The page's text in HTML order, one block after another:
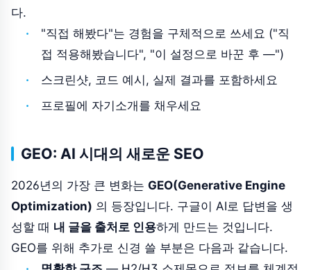
다.
"직접 해봤다"는 경험을 구체적으로 쓰세요 ("직
접 적용해봤습니다", "이 설정으로 바꾼 후 —")
스크린샷, 코드 예시, 실제 결과를 포함하세요
프로필에 자기소개를 채우세요
GEO: AI 시대의 새로운 SEO
2026년의 가장 큰 변화는 GEO(Generative Engine
Optimization) 의 등장입니다. 구글이 AI로 답변을 생
성할 때 내 글을 출처로 인용하게 만드는 것입니다.
GEO를 위해 추가로 신경 쓸 부분은 다음과 같습니다.